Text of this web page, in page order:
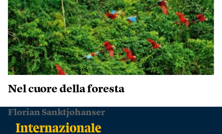
Nel cuore della foresta
Florian Sanktjohanser